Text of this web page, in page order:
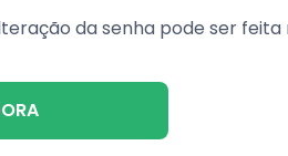
da senha pode ser